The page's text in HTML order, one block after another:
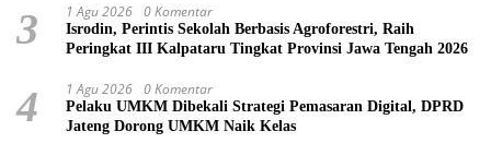
3 1 Agu 2026 0 Komentar
Isrodin, Perintis Sekolah Berbasis Agroforestri, Raih
Peringkat III Kalpataru Tingkat Provinsi Jawa Tengah 2026
4 1 Agu 2026 0 Komentar
Pelaku UMKM Dibekali Strategi Pemasaran Digital, DPRD
Jateng Dorong UMKM Naik Kelas